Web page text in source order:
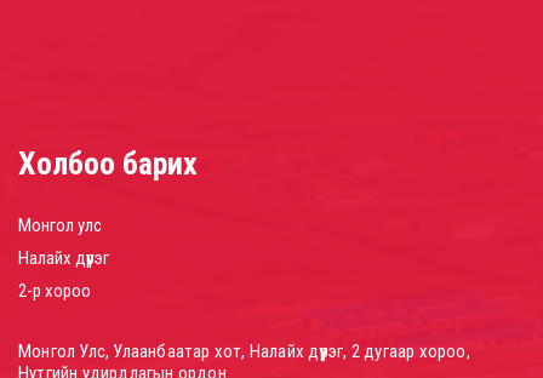
Холбоо барих
Монгол улс
Налайх дүүрэг
2-р хороо
Монгол Улс, Улаанбаатар хот, Налайх дүүрэг, 2 дугаар хороо,
Нутгийн удирдлагын ордон